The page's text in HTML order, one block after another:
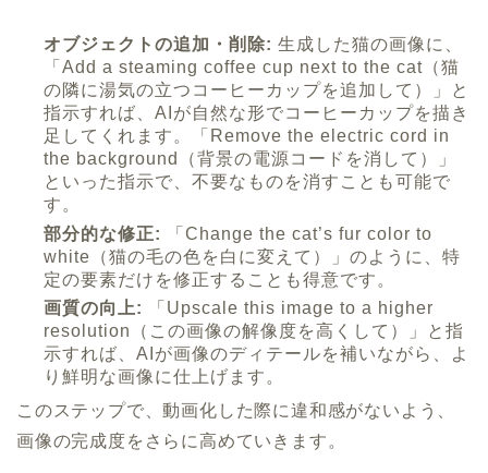
オブジェクトの追加・削除: 生成した猫の画像に、
「Add a steaming coffee cup next to the cat（猫
の隣に湯気の立つコーヒーカップを追加して）」と
指示すれば、AIが自然な形でコーヒーカップを描き
足してくれます。「Remove the electric cord in
the background（背景の電源コードを消して）」
といった指示で、不要なものを消すことも可能で
す。
部分的な修正:
「Change the cat’s fur color to
white（猫の毛の色を白に変えて）」のように、特
定の要素だけを修正することも得意です。
画質の向上:
「Upscale this image to a higher
resolution（この画像の解像度を高くして）」と指
示すれば、AIが画像のディテールを補いながら、よ
り鮮明な画像に仕上げます。
このステップで、動画化した際に違和感がないよう、
画像の完成度をさらに高めていきます。